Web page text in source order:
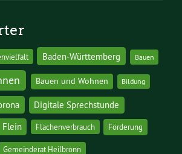
Baden-Württemberg Bauen
Bauen und Wohnen Bildung
Digitale Sprechstunde
Flein Flächenverbrauch Förderung
Gemeinderat Heilbronn